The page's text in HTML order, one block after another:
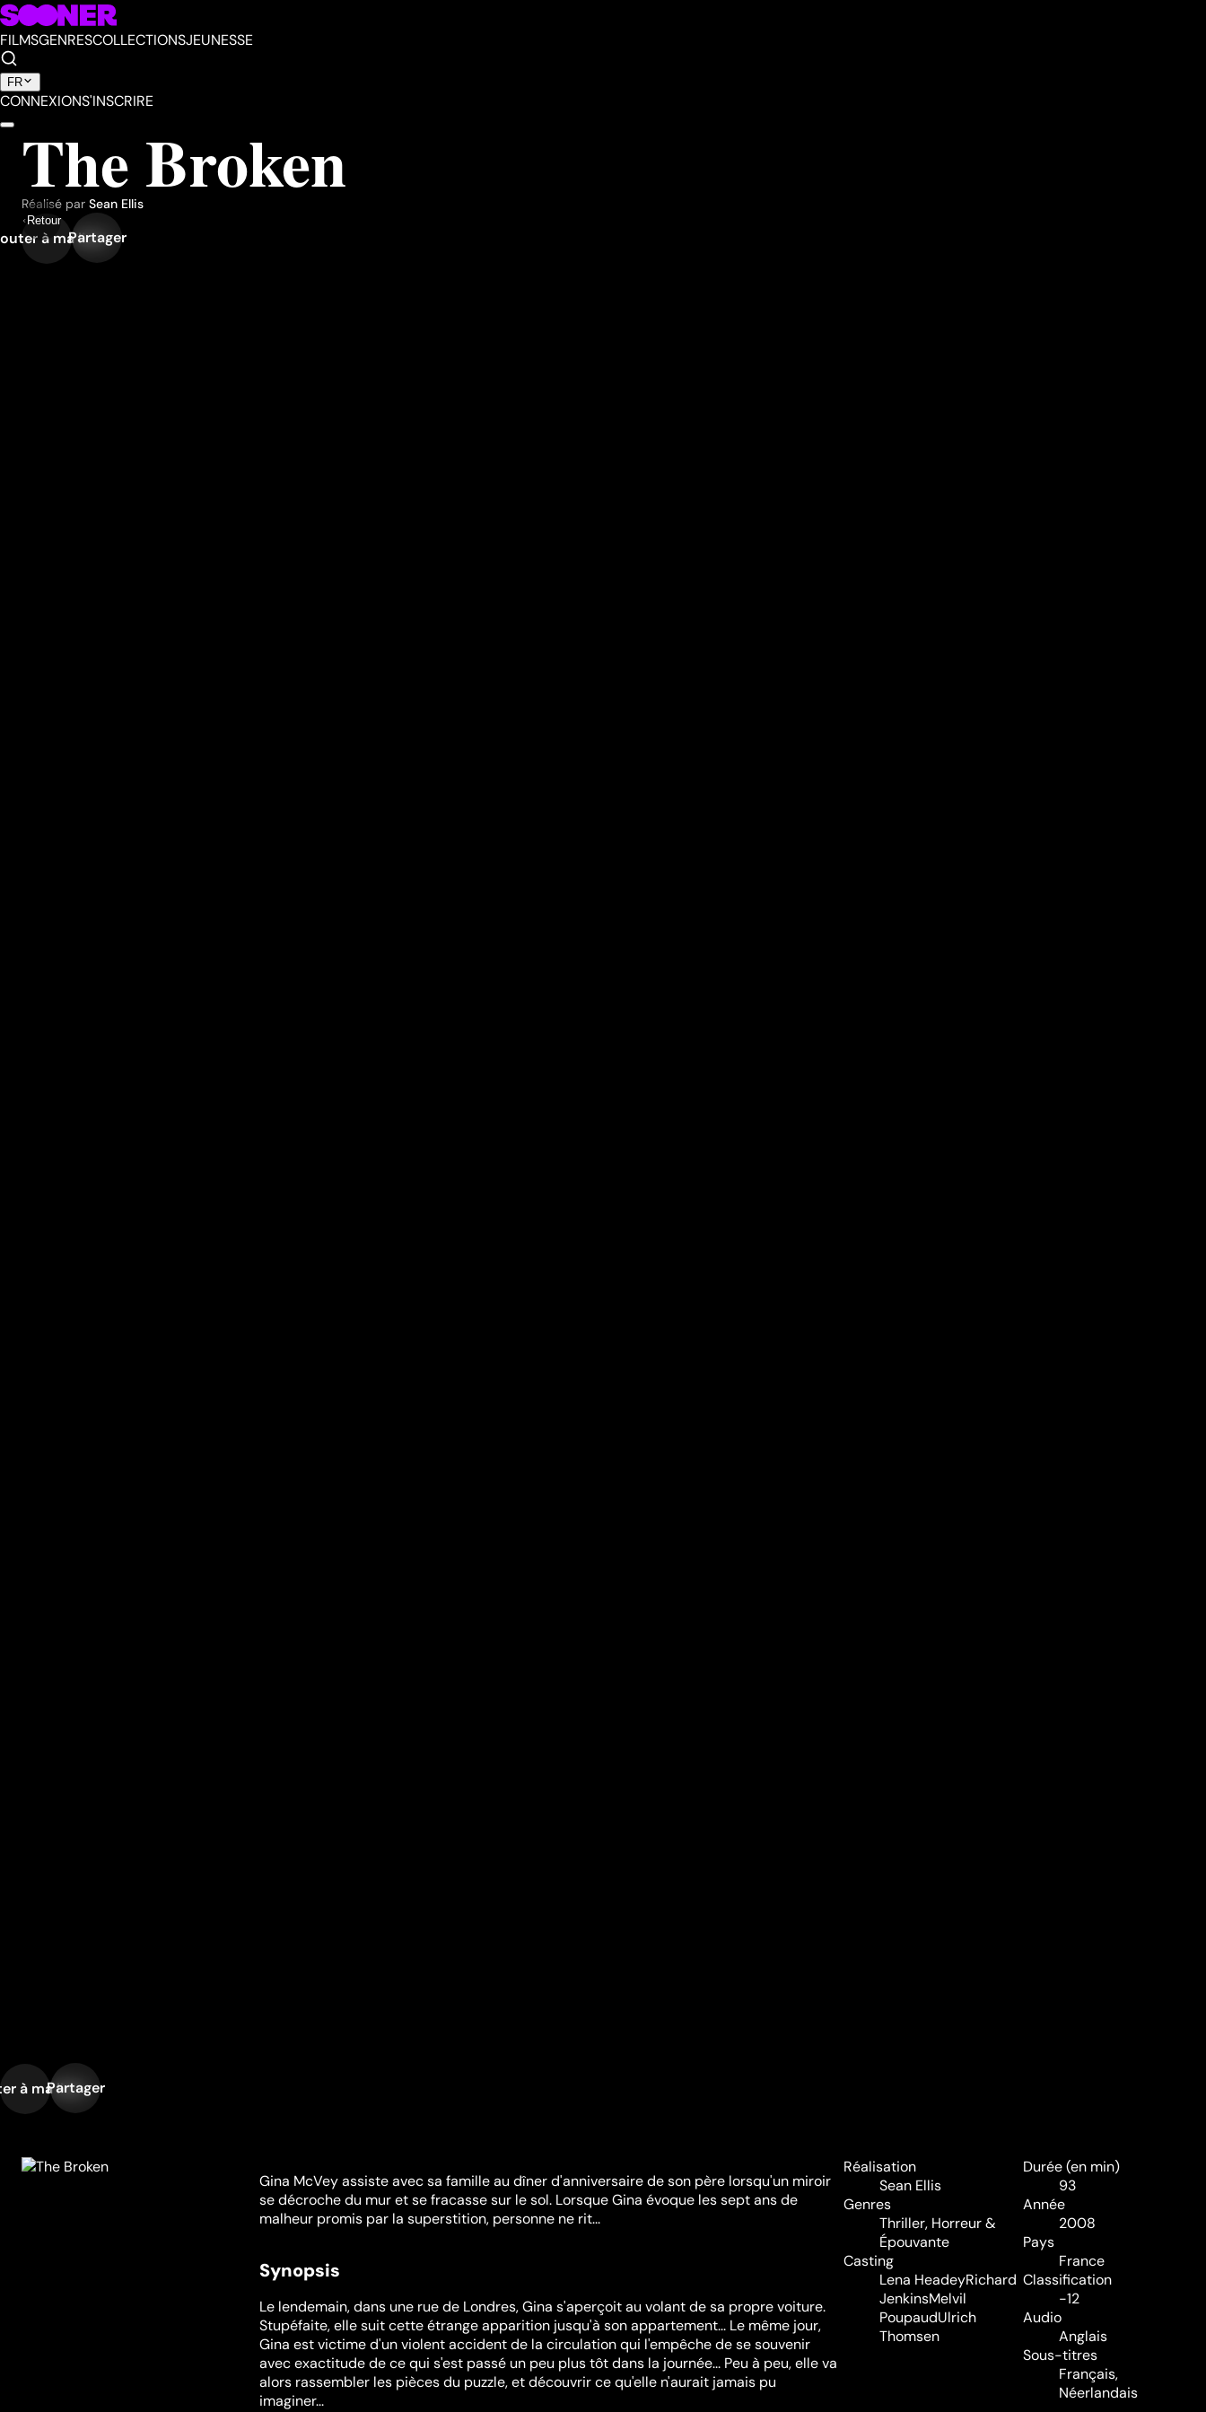
FILMSGENRESCOLLECTIONSJEUNESSE
FR
CONNEXIONS'INSCRIRE
Retour
The Broken
Réalisé par Sean Ellis
à ma liste
Partager
à ma liste
Partager
Gina McVey assiste avec sa famille au dîner d'anniversaire de son père lorsqu'un miroir
se décroche du mur et se fracasse sur le sol. Lorsque Gina évoque les sept ans de
malheur promis par la superstition, personne ne rit...
Synopsis
Le lendemain, dans une rue de Londres, Gina s'aperçoit au volant de sa propre voiture.
Stupéfaite, elle suit cette étrange apparition jusqu'à son appartement... Le même jour,
Gina est victime d'un violent accident de la circulation qui l'empêche de se souvenir
avec exactitude de ce qui s'est passé un peu plus tôt dans la journée... Peu à peu, elle va
alors rassembler les pièces du puzzle, et découvrir ce qu'elle n'aurait jamais pu
imaginer...
Réalisation
Sean Ellis
Genres
Thriller, Horreur &
Épouvante
Casting
Lena HeadeyRichard
JenkinsMelvil
PoupaudUlrich
Thomsen
Durée (en min)
93
Année
2008
Pays
France
Classification
-12
Audio
Anglais
Sous-titres
Français,
Néerlandais